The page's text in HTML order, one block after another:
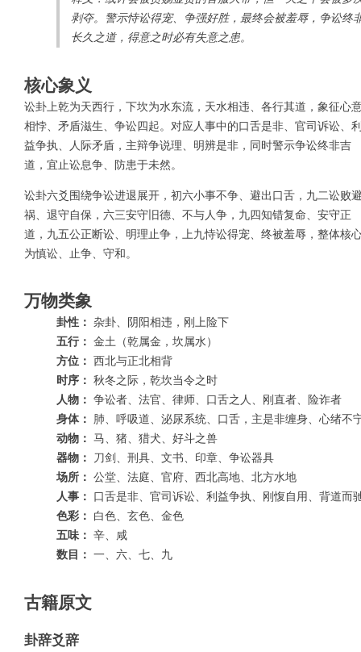
剥夺。警示恃讼得宠、争强好胜，最终会被羞辱，争讼终
长久之道，得意之时必有失意之患。
核心象义
讼卦上乾为天西行，下坎为水东流，天水相违、各行其道，象征心
相悖、矛盾滋生、争讼四起。对应人事中的口舌是非、官司诉讼、
益争执、人际矛盾，主辩争说理、明辨是非，同时警示争讼终非吉
道，宜止讼息争、防患于未然。
讼卦六爻围绕争讼进退展开，初六小事不争、避出口舌，九二讼败
祸、退守自保，六三安守旧德、不与人争，九四知错复命、安守正
道，九五公正断讼、明理止争，上九恃讼得宠、终被羞辱，整体核
为慎讼、止争、守和。
万物类象
卦性： 杂卦、阴阳相违，刚上险下
五行： 金土（乾属金，坎属水）
方位：
西北与正北相背
时序： 秋冬之际，乾坎当令之时
人物： 争讼者、法官、律师、口舌之人、刚直者、险诈者
身体：
肺、呼吸道、泌尿系统、口舌，主是非缠身、心绪不
动物： 马、猪、猎犬、好斗之兽
器物：
刀剑、刑具、文书、印章、争讼器具
场所： 公堂、法庭、官府、西北高地、北方水地
人事：
口舌是非、官司诉讼、利益争执、刚愎自用、背道而
色彩：
白色、玄色、金色
五味： 辛、咸
数目： 一、六、七、九
古籍原文
卦辞爻辞